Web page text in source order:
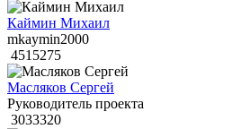
Каймин Михаил
mkaymin2000
4515275
Масляков Сергей
Руководитель проекта
3033320